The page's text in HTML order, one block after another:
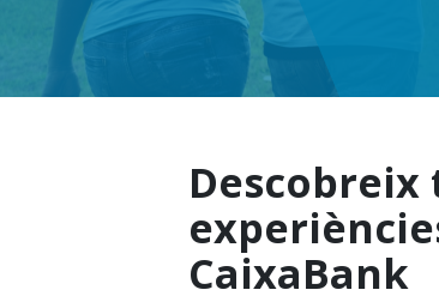
CaixaBank